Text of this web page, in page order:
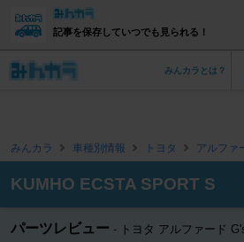
記事を保存していつでも見られる！
みんカラとは？
みんカラ 車種別情報 トヨタ アルファ
KUMHO ECSTA SPORT S
パーツレビュー トヨタ アルファード